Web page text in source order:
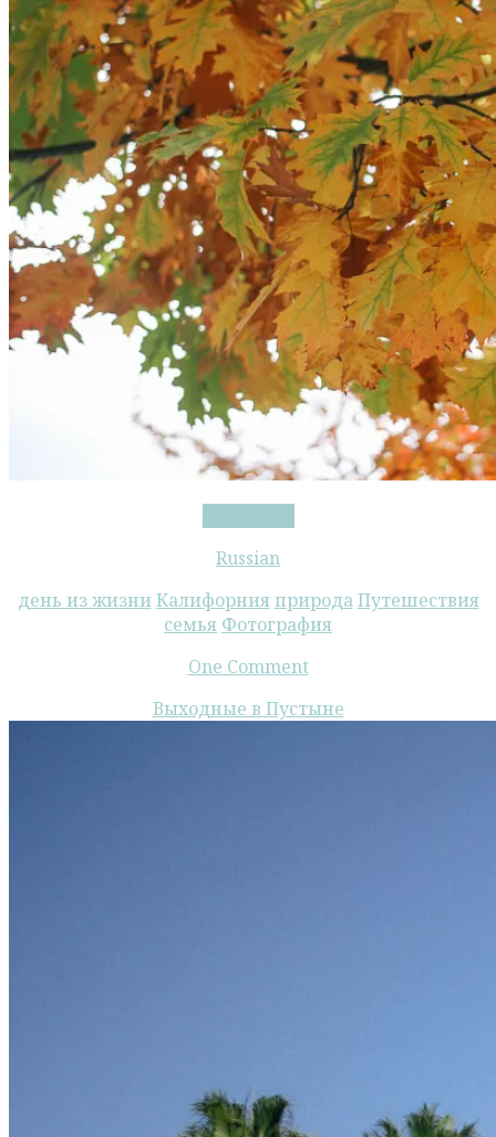
Поездка
в
Big
Bear
CA
Russian
день из жизни Калифорния природа Путешествия
семья Фотография
One Comment
Выходные в Пустыне